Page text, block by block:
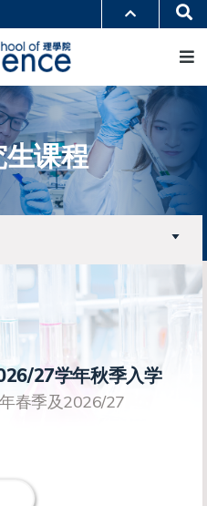
学术部门索引
认识科大
课程
27学年秋季入学
春季及2026/27